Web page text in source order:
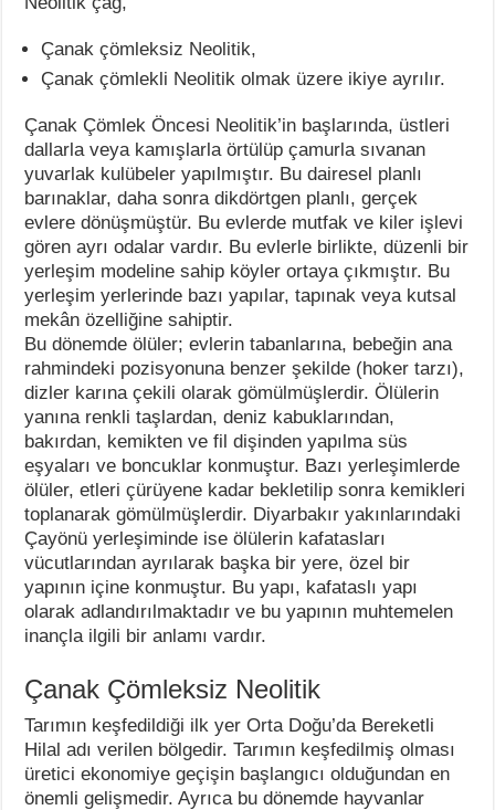
Çanak çömleksiz Neolitik,
Çanak çömlekli Neolitik olmak üzere ikiye ayrılır.
Çanak Çömlek Öncesi Neolitik’in başlarında, üstleri
dallarla veya kamışlarla örtülüp çamurla sıvanan
yuvarlak kulübeler yapılmıştır. Bu dairesel planlı
barınaklar, daha sonra dikdörtgen planlı, gerçek
evlere dönüşmüştür. Bu evlerde mutfak ve kiler işlevi
gören ayrı odalar vardır. Bu evlerle birlikte, düzenli bir
yerleşim modeline sahip köyler ortaya çıkmıştır. Bu
yerleşim yerlerinde bazı yapılar, tapınak veya kutsal
mekân özelliğine sahiptir.
Bu dönemde ölüler; evlerin tabanlarına, bebeğin ana
rahmindeki pozisyonuna benzer şekilde (hoker tarzı),
dizler karına çekili olarak gömülmüşlerdir. Ölülerin
yanına renkli taşlardan, deniz kabuklarından,
bakırdan, kemikten ve fil dişinden yapılma süs
eşyaları ve boncuklar konmuştur. Bazı yerleşimlerde
ölüler, etleri çürüyene kadar bekletilip sonra kemikleri
toplanarak gömülmüşlerdir. Diyarbakır yakınlarındaki
Çayönü yerleşiminde ise ölülerin kafatasları
vücutlarından ayrılarak başka bir yere, özel bir
yapının içine konmuştur. Bu yapı, kafataslı yapı
olarak adlandırılmaktadır ve bu yapının muhtemelen
inançla ilgili bir anlamı vardır.
Çanak Çömleksiz Neolitik
Tarımın keşfedildiği ilk yer Orta Doğu’da Bereketli
Hilal adı verilen bölgedir. Tarımın keşfedilmiş olması
üretici ekonomiye geçişin başlangıcı olduğundan en
önemli gelişmedir. Ayrıca bu dönemde hayvanlar